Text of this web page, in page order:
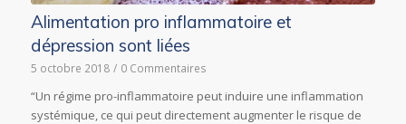
Alimentation pro inflammatoire et
dépression sont liées
5 octobre 2018 / 0 Commentaires
“Un régime pro-inflammatoire peut induire une inflammation
systémique, ce qui peut directement augmenter le risque de